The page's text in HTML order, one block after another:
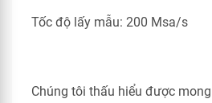
Tốc độ lấy mẫu: 200 Msa/s
Chúng tôi thấu hiểu được